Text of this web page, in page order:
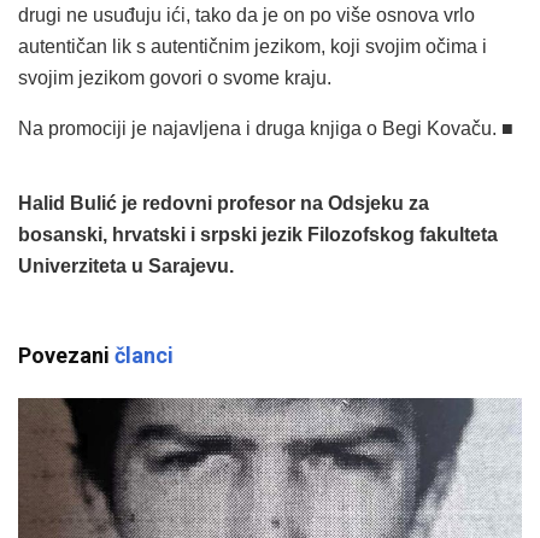
drugi ne usuđuju ići, tako da je on po više osnova vrlo
autentičan lik s autentičnim jezikom, koji svojim očima i
svojim jezikom govori o svome kraju.
Na promociji je najavljena i druga knjiga o Begi Kovaču. ■
Halid Bulić je redovni profesor na Odsjeku za
bosanski, hrvatski i srpski jezik Filozofskog fakulteta
Univerziteta u Sarajevu.
Povezani članci